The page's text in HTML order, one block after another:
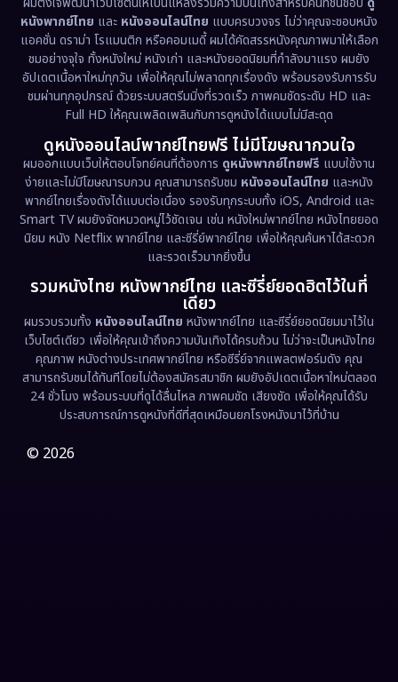
Documentary สารคดี (94)
Drama ดราม่า (1,513)
Dystopian (17)
Emotional (61)
Epic มหากาพย์ (227)
Erotic (36)
Family ครอบครัว (375)
Fantasy จินตนาการ (338)
Fiction (9)
Film (57)
Gothic
หนังพากย์ไทย และ หนังออนไลน์ไทย แบบครบวงจร ไม่ว่าคุณจะชอบหนัง
แอคชั่น ดราม่า โรแมนติก หรือคอมเมดี้ ผมได้คัดสรรหนังคุณภาพมาให้เลือก
ชมอย่างจุใจ ทั้งหนังใหม่ หนังเก่า และหนังยอดนิยมที่กำลังมาแรง ผมยัง
อัปเดตเนื้อหาใหม่ทุกวัน เพื่อให้คุณไม่พลาดทุกเรื่องดัง พร้อมรองรับการรับ
ชมผ่านทุกอุปกรณ์ ด้วยระบบสตรีมมิ่งที่รวดเร็ว ภาพคมชัดระดับ HD และ
Full HD ให้คุณเพลิดเพลินกับการดูหนังได้แบบไม่มีสะดุด
ดูหนังออนไลน์พากย์ไทยฟรี ไม่มีโฆษณากวนใจ
ผมออกแบบเว็บให้ตอบโจทย์คนที่ต้องการ ดูหนังพากย์ไทยฟรี แบบใช้งาน
ง่ายและไม่มีโฆษณารบกวน คุณสามารถรับชม หนังออนไลน์ไทย และหนัง
พากย์ไทยเรื่องดังได้แบบต่อเนื่อง รองรับทุกระบบทั้ง iOS, Android และ
Smart TV ผมยังจัดหมวดหมู่ไว้ชัดเจน เช่น หนังใหม่พากย์ไทย หนังไทยยอด
นิยม หนัง Netflix พากย์ไทย และซีรี่ย์พากย์ไทย เพื่อให้คุณค้นหาได้สะดวก
และรวดเร็วมากยิ่งขึ้น
รวมหนังไทย หนังพากย์ไทย และซีรี่ย์ยอดฮิตไว้ในที่
เดียว
ผมรวบรวมทั้ง หนังออนไลน์ไทย หนังพากย์ไทย และซีรี่ย์ยอดนิยมมาไว้ใน
เว็บไซต์เดียว เพื่อให้คุณเข้าถึงความบันเทิงได้ครบถ้วน ไม่ว่าจะเป็นหนังไทย
คุณภาพ หนังต่างประเทศพากย์ไทย หรือซีรี่ย์จากแพลตฟอร์มดัง คุณ
สามารถรับชมได้ทันทีโดยไม่ต้องสมัครสมาชิก ผมยังอัปเดตเนื้อหาใหม่ตลอด
24 ชั่วโมง พร้อมระบบที่ดูได้ลื่นไหล ภาพคมชัด เสียงชัด เพื่อให้คุณได้รับ
ประสบการณ์การดูหนังที่ดีที่สุดเหมือนยกโรงหนังมาไว้ที่บ้าน
© 2026